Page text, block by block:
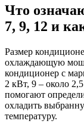
Что
7, 9, 12 и
Размер
охлаждающую
кондиционер с
2 кВт, 9 – около
помогают
охладить
температуру.